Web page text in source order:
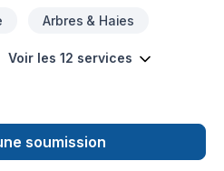
superviser l'équipe affectée
design et de travail, ils sont
leur professionnalisme et la
vous livrent votre projet. DES
Arbres & Haies
Voir les 12 services
soumission